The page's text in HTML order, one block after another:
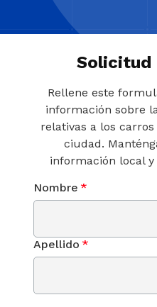
Solicitud
Rellene este
información sobre
relativas a los
ciudad.
información local
Nombre *
Apellido *